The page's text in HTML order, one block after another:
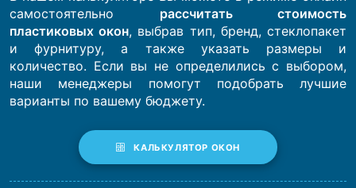
самостоятельно рассчитать стоимость
пластиковых окон, выбрав тип, бренд, стеклопакет
и фурнитуру, а также указать размеры и
количество. Если вы не определились с выбором,
наши менеджеры помогут подобрать лучшие
варианты по вашему бюджету.
КАЛЬКУЛЯТОР ОКОН